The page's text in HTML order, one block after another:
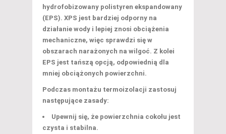
hydrofobizowany polistyren ekspandowany
(EPS). XPS jest bardziej odporny na
działanie wody i lepiej znosi obciążenia
mechaniczne, więc sprawdzi się w
obszarach narażonych na wilgoć. Z kolei
EPS jest tańszą opcją, odpowiednią dla
mniej obciążonych powierzchni.
Podczas montażu termoizolacji zastosuj
następujące zasady:
Upewnij się, że powierzchnia cokołu jest
czysta i stabilna.